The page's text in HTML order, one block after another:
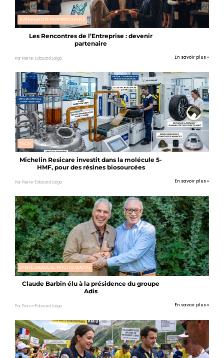
EVÉNEMENTS PROFESSIONNELS
Les Rencontres de l’Entreprise : devenir
partenaire
Par Pierre-Edouard Laigo En savoir plus »
TECH
Michelin Resicare investit dans la molécule 5-
HMF, pour des résines biosourcées
Par Pierre-Edouard Laigo En savoir plus »
SANTÉ, BIOLOGIE, PSYCHO, SOCIAL
Claude Barbin élu à la présidence du groupe
Adis
Par Pierre-Edouard Laigo En savoir plus »